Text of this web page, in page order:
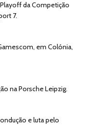
Playoff da Competição
7.
em Colónia,
na Porsche Leipzig.
e luta pelo